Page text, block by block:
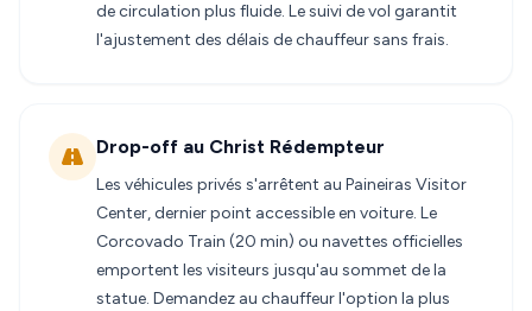
de circulation plus fluide. Le suivi de vol garantit
l'ajustement des délais de chauffeur sans frais.
Drop-off au Christ Rédempteur
Les véhicules privés s'arrêtent au Paineiras Visitor
Center, dernier point accessible en voiture. Le
Corcovado Train (20 min) ou navettes officielles
emportent les visiteurs jusqu'au sommet de la
statue. Demandez au chauffeur l'option la plus